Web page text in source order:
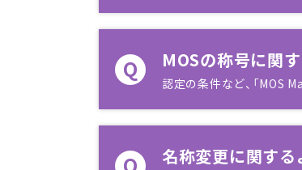
Q MOSの称号に関
認定の条件など、「MOS
名称変更に関す